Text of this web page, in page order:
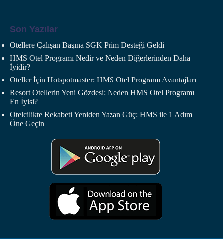
Son Yazılar
Otellere Çalışan Başına SGK Prim Desteği Geldi
HMS Otel Programı Nedir ve Neden Diğerlerinden Daha
İyidir?
Oteller İçin Hotspotmaster: HMS Otel Programı Avantajları
Resort Otellerin Yeni Gözdesi: Neden HMS Otel Programı
En İyisi?
Otelcilikte Rekabeti Yeniden Yazan Güç: HMS ile 1 Adım
Öne Geçin